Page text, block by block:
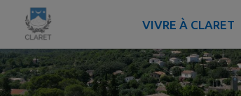
Contenu Recherche Pied
VIVRE À CLARET